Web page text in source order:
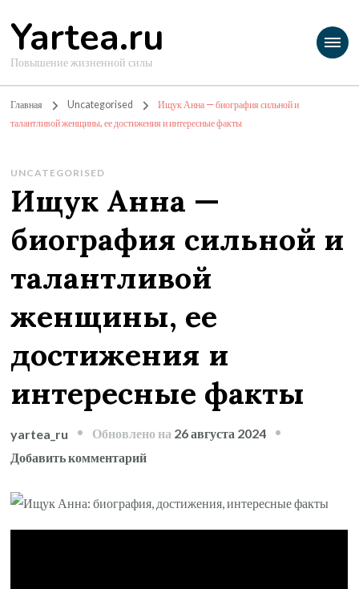
Yartea.ru
Повышение жизненной силы
Главная Uncategorised
Ищук Анна — биография сильной и
талантливой женщины, ее достижения и интересные факты
UNCATEGORISED
Ищук Анна —
биография сильной и
талантливой
женщины, ее
достижения и
интересные факты
yartea_ru Обновлено на 26 августа 2024
Добавить комментарийк
Ищук